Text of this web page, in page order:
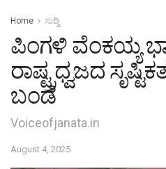
Home ಸುದ್ದಿ
ಪಿಂಗಳಿ ವೆಂಕಯ್ಯ
ರಾಷ್ಟ್ರಧ್ವಜದ
ಬಂಡೆ
Voiceofjanata.in
August 4, 2025